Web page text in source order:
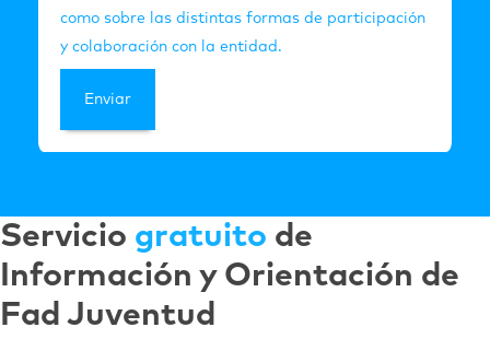
como sobre las distintas formas de participación
y colaboración con la entidad.
Servicio gratuito de
Información y Orientación de
Fad Juventud